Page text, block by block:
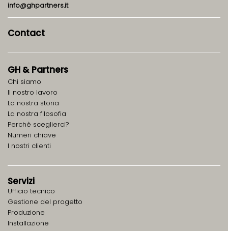
info@ghpartners.it
Contact
GH & Partners
Chi siamo
ll nostro lavoro
La nostra storia
La nostra filosofia
Perchè sceglierci?
Numeri chiave
I nostri clienti
Servizi
Ufficio tecnico
Gestione del progetto
Produzione
Installazione